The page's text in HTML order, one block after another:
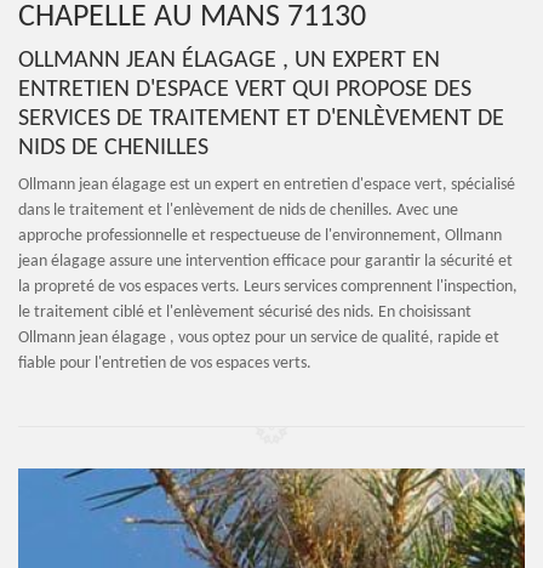
CHAPELLE AU MANS 71130
OLLMANN JEAN ÉLAGAGE , UN EXPERT EN
ENTRETIEN D'ESPACE VERT QUI PROPOSE DES
SERVICES DE TRAITEMENT ET D'ENLÈVEMENT DE
NIDS DE CHENILLES
Ollmann jean élagage est un expert en entretien d'espace vert, spécialisé
dans le traitement et l'enlèvement de nids de chenilles. Avec une
approche professionnelle et respectueuse de l'environnement, Ollmann
jean élagage assure une intervention efficace pour garantir la sécurité et
la propreté de vos espaces verts. Leurs services comprennent l'inspection,
le traitement ciblé et l'enlèvement sécurisé des nids. En choisissant
Ollmann jean élagage , vous optez pour un service de qualité, rapide et
fiable pour l'entretien de vos espaces verts.